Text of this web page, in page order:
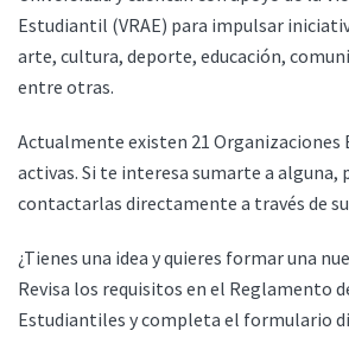
Estudiantil (VRAE) para impulsar
arte, cultura, deporte, educación,
entre otras.
Actualmente existen 21 Organizaciones
activas. Si te interesa sumarte a alguna,
contactarlas directamente a través de
¿Tienes una idea y quieres formar una
Revisa los requisitos en el Reglamento
Estudiantiles y completa el formulario